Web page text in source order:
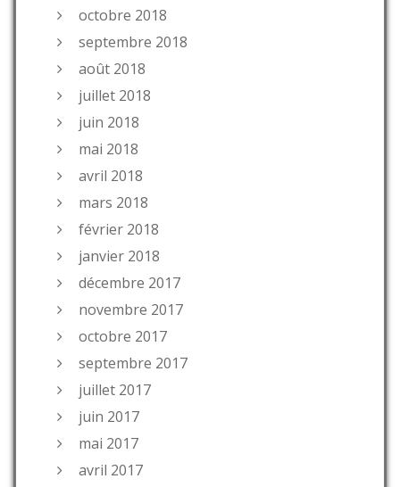
octobre 2018
septembre 2018
août 2018
juillet 2018
juin 2018
mai 2018
avril 2018
mars 2018
février 2018
janvier 2018
décembre 2017
novembre 2017
octobre 2017
septembre 2017
juillet 2017
juin 2017
mai 2017
avril 2017